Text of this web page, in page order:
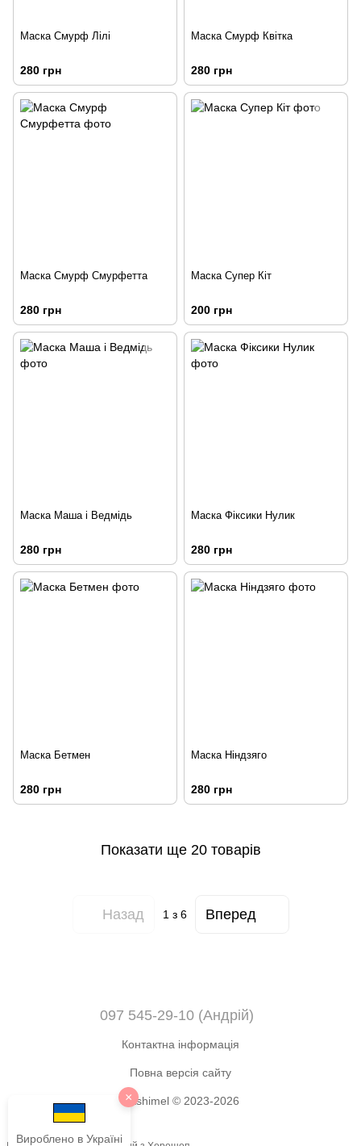
Вироблено в Україні
×
Маска Смурф Лілі
280 грн
Маска Смурф Квітка
280 грн
Маска Смурф Смурфетта
280 грн
Маска Супер Кіт
200 грн
Маска Маша і Ведмідь
280 грн
Маска Фіксики Нулик
280 грн
Маска Бетмен
280 грн
Маска Ніндзяго
280 грн
Показати ще 20 товарів
Назад 1з 6 Вперед
097 545-29-10 (Андрій)
Контактна інформація
Повна версія сайту
Okshimel © 2023-2026